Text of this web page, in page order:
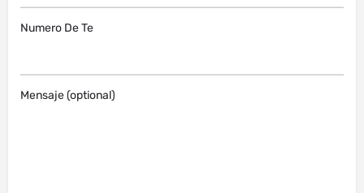
Numero De Te
Mensaje (optional)